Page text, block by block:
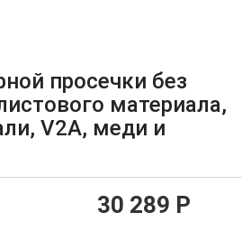
просечки без
материала,
V2A, меди и
30 289 P